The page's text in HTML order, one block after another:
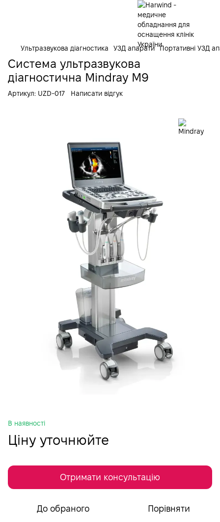
Ультразвукова діагностика УЗД апарати Портативні УЗД
Cистема ультразвукова
діагностична Mindray М9
Артикул: UZD-017 Написати відгук
В наявності
Ціну уточнюйте
Отримати консультацію
До обраного Порівняти